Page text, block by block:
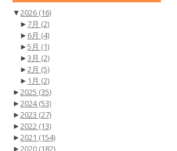
▼2026 (16)
► 7月 (2)
► 6月 (4)
►5月 (1)
►3月 (2)
►2月 (5)
► 1月 (2)
►2025 (35)
►2024(53)
►2023 (27)
►2022 (13)
►2021 (154)
►2020 (182)